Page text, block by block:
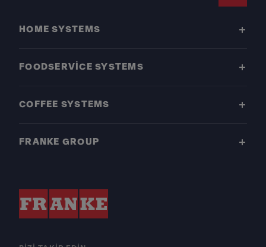
HOME SYSTEMS
FOODSERVICE SYSTEMS
COFFEE SYSTEMS
FRANKE GROUP